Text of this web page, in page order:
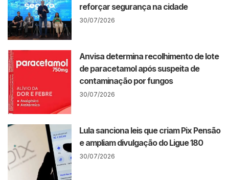
reforçar segurança na cidade
30/07/2026
Anvisa determina recolhimento de lote
de paracetamol após suspeita de
contaminação por fungos
30/07/2026
Lula sanciona leis que criam Pix Pensão
e ampliam divulgação do Ligue 180
30/07/2026